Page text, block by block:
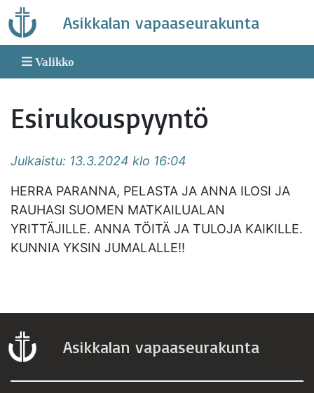
Skip
to
content
Asikkalan vapaaseurakunta
Valikko
Esirukouspyyntö
Julkaistu: 13.3.2024 klo 16:04
HERRA PARANNA, PELASTA JA ANNA ILOSI JA
RAUHASI SUOMEN MATKAILUALAN
YRITTÄJILLE. ANNA TÖITÄ JA TULOJA KAIKILLE.
KUNNIA YKSIN JUMALALLE!!
Asikkalan vapaaseurakunta